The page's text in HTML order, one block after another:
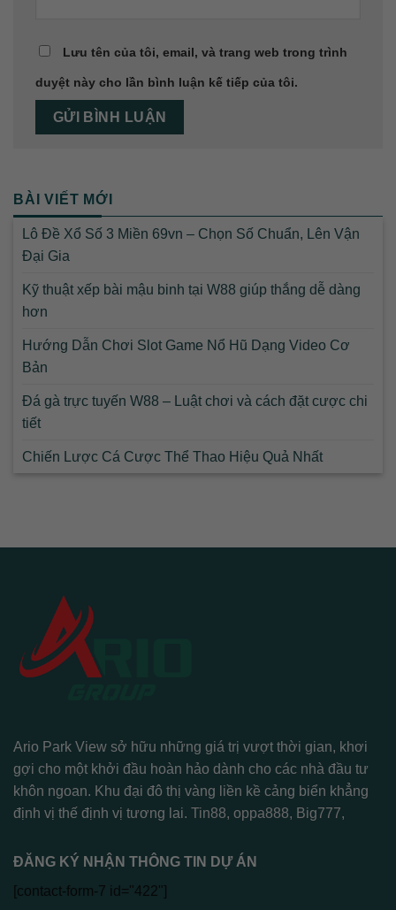
Lưu tên của tôi, email, và trang web trong trình
duyệt này cho lần bình luận kế tiếp của tôi.
BÀI VIẾT MỚI
Lô Đề Xổ Số 3 Miền 69vn – Chọn Số Chuẩn, Lên Vận
Đại Gia
Kỹ thuật xếp bài mậu binh tại W88 giúp thắng dễ dàng
hơn
Hướng Dẫn Chơi Slot Game Nổ Hũ Dạng Video Cơ
Bản
Đá gà trực tuyến W88 – Luật chơi và cách đặt cược chi
tiết
Chiến Lược Cá Cược Thể Thao Hiệu Quả Nhất
Ario Park View sở hữu những giá trị vượt thời gian, khơi
gợi cho một khởi đầu hoàn hảo dành cho các nhà đầu tư
khôn ngoan. Khu đại đô thị vàng liền kề cảng biển khẳng
định vị thế định vị tương lai. Tin88, oppa888, Big777,
ĐĂNG KÝ NHẬN THÔNG TIN DỰ ÁN
[contact-form-7 id="422"]